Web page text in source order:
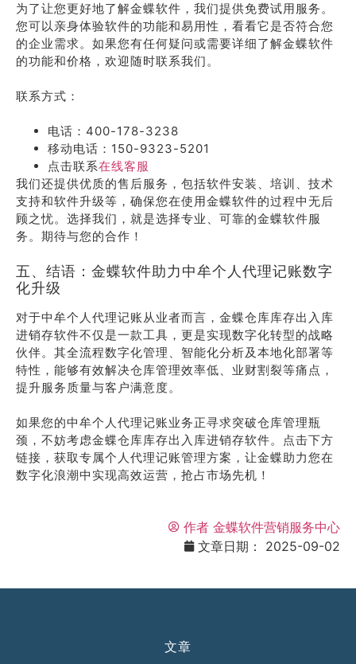
为了让您更好地了解金蝶软件，我们提供免费试用服务。
您可以亲身体验软件的功能和易用性，看看它是否符合您
的企业需求。如果您有任何疑问或需要详细了解金蝶软件
的功能和价格，欢迎随时联系我们。
联系方式：
电话：400-178-3238
移动电话：150-9323-5201
点击联系在线客服
我们还提供优质的售后服务，包括软件安装、培训、技术
支持和软件升级等，确保您在使用金蝶软件的过程中无后
顾之忧。选择我们，就是选择专业、可靠的金蝶软件服
务。期待与您的合作！
五、结语：金蝶软件助力中牟个人代理记账数字
化升级
对于中牟个人代理记账从业者而言，金蝶仓库库存出入库
进销存软件不仅是一款工具，更是实现数字化转型的战略
伙伴。其全流程数字化管理、智能化分析及本地化部署等
特性，能够有效解决仓库管理效率低、业财割裂等痛点，
提升服务质量与客户满意度。
如果您的中牟个人代理记账业务正寻求突破仓库管理瓶
颈，不妨考虑金蝶仓库库存出入库进销存软件。点击下方
链接，获取专属个人代理记账管理方案，让金蝶助力您在
数字化浪潮中实现高效运营，抢占市场先机！
作者 金蝶软件营销服务中心
文章日期：
2025-09-02
文章